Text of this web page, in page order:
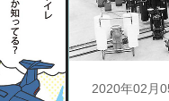
2020年02月